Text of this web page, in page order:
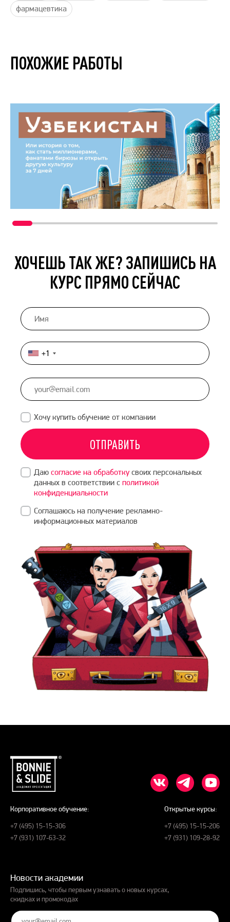
фармацевтика
ПОХОЖИЕ РАБОТЫ
ХОЧЕШЬ ТАК ЖЕ? ЗАПИШИСЬ НА
КУРС ПРЯМО СЕЙЧАС
United
States
+1
+1
Хочу купить обучение от компании
ОТПРАВИТЬ
Даю согласие на обработкусвоих персональных
данных в соответствии с политикой
конфиденциальности
Соглашаюсь на получение рекламно-
информационных материалов
Корпоративное обучение:
+7 (495) 15-15-306
+7 (931) 107-63-32
Открытые курсы:
+7 (495) 15-15-206
+7 (931) 109-28-92
Новости академии
Подпишись, чтобы первым узнавать о новых курсах,
скидках и промокодах